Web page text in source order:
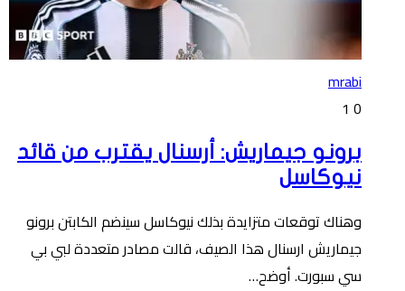
mrabi
0
برونو جيماريش: أرسنال يقترب من قائد
نيوكاسل
وهناك توقعات متزايدة بذلك نيوكاسل سينضم الكابتن برونو
جيماريش ارسنال هذا الصيف، قالت مصادر متعددة لبي بي
سي سبورت. أوضح…